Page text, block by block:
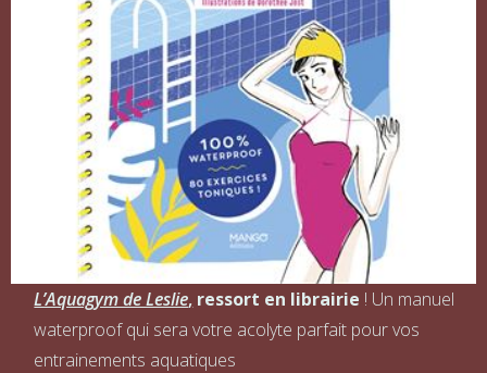
L’Aquagym de Leslie, ressort en librairie ! Un manuel
waterproof qui sera votre acolyte parfait pour vos
entrainements aquatiques